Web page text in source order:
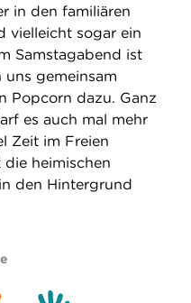
in den familiären
vielleicht sogar ein
Samstagabend ist
gemeinsam
Popcorn dazu. Ganz
es auch mal mehr
Zeit im Freien
heimischen
den Hintergrund